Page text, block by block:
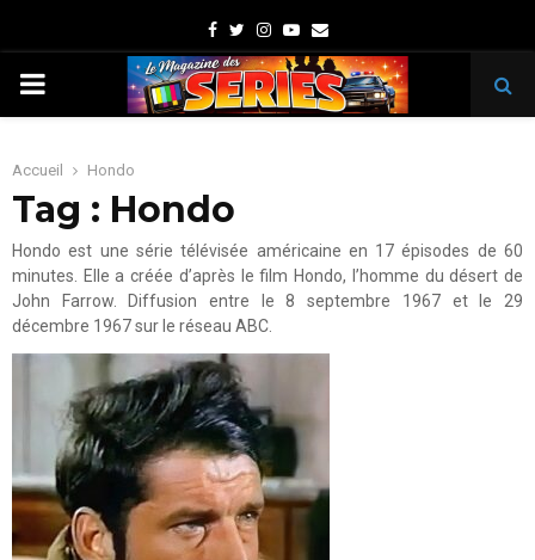
Facebook
TwitterInstagram
Youtube
Email
PRIMARY
Accueil Hondo
Tag : Hondo
Hondo est une série télévisée américaine en 17 épisodes de 60
minutes. Elle a créée d’après le film Hondo, l’homme du désert de
John Farrow. Diffusion entre le 8 septembre 1967 et le 29
décembre 1967 sur le réseau ABC.